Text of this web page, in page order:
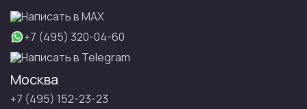
Написать в МАХ
+7 (495) 320-04-60
Написать в Telegram
Москва
+7 (495) 152-23-23